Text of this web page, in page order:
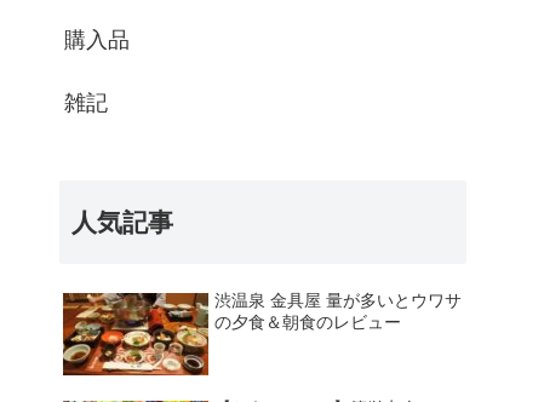
購入品
雑記
人気記事
渋温泉 金具屋 量が多いとウワサ
の夕食＆朝食のレビュー